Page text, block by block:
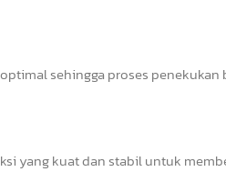
sehingga proses
yang kuat dan stabil untuk